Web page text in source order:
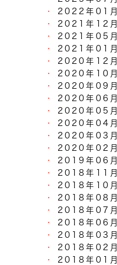
2022年01月
2021年12月
2021年05月
2021年01月
2020年12月
2020年10月
2020年09月
2020年06月
2020年05月
2020年04月
2020年03月
2020年02月
2019年06月
2018年11月
2018年10月
2018年08月
2018年07月
2018年06月
2018年03月
2018年02月
2018年01月